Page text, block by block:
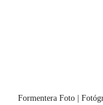
Formentera Foto |